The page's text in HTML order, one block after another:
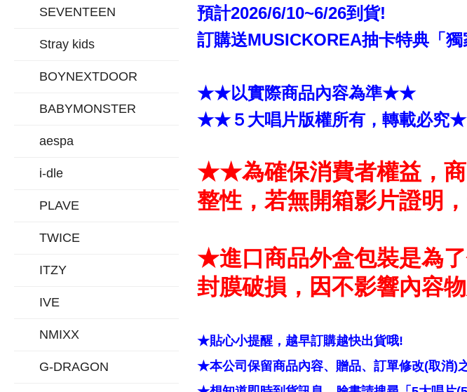
SEVENTEEN
Stray kids
BOYNEXTDOOR
BABYMONSTER
aespa
i-dle
PLAVE
TWICE
ITZY
IVE
NMIXX
G-DRAGON
預計2026/6/10~6/26到貨!
訂購送MUSICKOREA抽卡特典「
★★以實際商品內容為準★★
★★５大唱片版權所有，轉載必究
★★為確保消費者權益，商
整性，若無開箱影片證明
★進口商品外盒包裝是為
封膜破損，因不影響內容
★貼心小提醒，越早訂購越快出貨哦!
★本公司保留商品內容、贈品、訂單修改(取消)